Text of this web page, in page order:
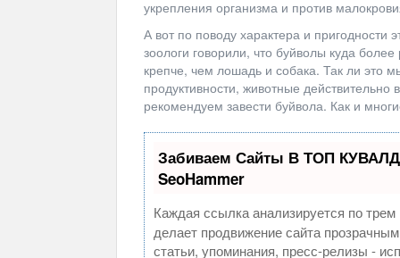
укрепления организма и против
А вот по поводу характера и
зоологи говорили, что буйволы куда
крепче, чем лошадь и собака. Так ли это
продуктивности, животные
рекомендуем завести буйвола. Как и
Забиваем Сайты В ТОП
SeoHammer
Каждая ссылка анализируется по
делает продвижение сайта
статьи, упоминания, пресс-релизы -